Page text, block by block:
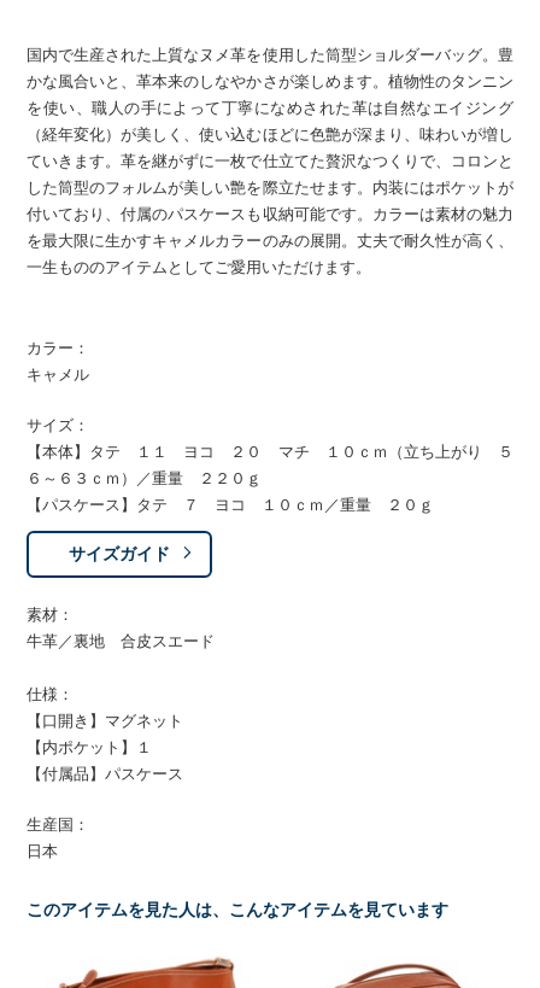
国内で生産された上質なヌメ革を使用した筒型ショルダーバッグ。豊
かな風合いと、革本来のしなやかさが楽しめます。植物性のタンニン
を使い、職人の手によって丁寧になめされた革は自然なエイジング
（経年変化）が美しく、使い込むほどに色艶が深まり、味わいが増し
ていきます。革を継がずに一枚で仕立てた贅沢なつくりで、コロンと
した筒型のフォルムが美しい艶を際立たせます。内装にはポケットが
付いており、付属のパスケースも収納可能です。カラーは素材の魅力
を最大限に生かすキャメルカラーのみの展開。丈夫で耐久性が高く、
一生もののアイテムとしてご愛用いただけます。
カラー：
キャメル
サイズ：
【本体】タテ １１ ヨコ ２０ マチ １０ｃｍ（立ち上がり ５
６～６３ｃｍ）／重量 ２２０ｇ
【パスケース】タテ ７ ヨコ １０ｃｍ／重量 ２０ｇ
サイズガイド
素材：
牛革／裏地 合皮スエード
仕様：
【口開き】マグネット
【内ポケット】１
【付属品】パスケース
生産国：
日本
このアイテムを見た人は、こんなアイテムを見ています